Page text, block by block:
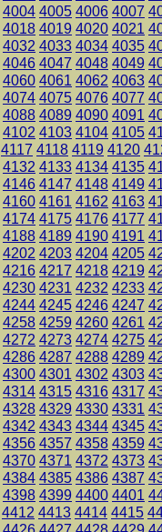
4004 4005 4006 4007
4018 4019 4020 4021
4032 4033 4034 4035
4046 4047 4048 4049
4060 4061 4062 4063
4074 4075 4076 4077
4088 4089 4090 4091
4102 4103 4104 4105
4117 4118 4119 4120
4132 4133 4134 4135
4146 4147 4148 4149
4160 4161 4162 4163
4174 4175 4176 4177
4188 4189 4190 4191
4202 4203 4204 4205
4216 4217 4218 4219
4230 4231 4232 4233
4244 4245 4246 4247
4258 4259 4260 4261
4272 4273 4274 4275
4286 4287 4288 4289
4300 4301 4302 4303
4314 4315 4316 4317
4328 4329 4330 4331
4342 4343 4344 4345
4356 4357 4358 4359
4370 4371 4372 4373
4384 4385 4386 4387
4398 4399 4400 4401
4412 4413 4414 4415